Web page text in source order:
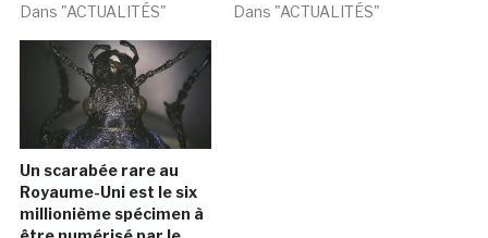
Dans "ACTUALITÉS"
Dans "ACTUALITÉS"
Un scarabée rare au
Royaume-Uni est le six
millionième spécimen à